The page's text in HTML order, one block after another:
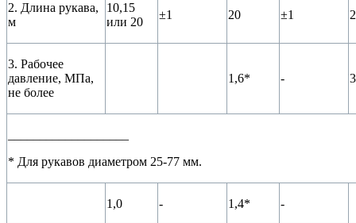
2. Длина рукава,
м
10,15
или 20
±1 20 ±1
3. Рабочее
давление, МПа,
не более
1,6* -
* Для рукавов диаметром 25-77 мм.
1,0 - 1,4* -